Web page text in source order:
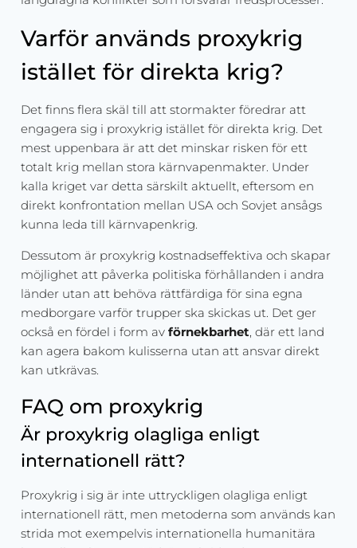
Varför används proxykrig
istället för direkta krig?
Det finns flera skäl till att stormakter föredrar att
engagera sig i proxykrig istället för direkta krig. Det
mest uppenbara är att det minskar risken för ett
totalt krig mellan stora kärnvapenmakter. Under
kalla kriget var detta särskilt aktuellt, eftersom en
direkt konfrontation mellan USA och Sovjet ansågs
kunna leda till kärnvapenkrig.
Dessutom är proxykrig kostnadseffektiva och skapar
möjlighet att påverka politiska förhållanden i andra
länder utan att behöva rättfärdiga för sina egna
medborgare varför trupper ska skickas ut. Det ger
också en fördel i form avförnekbarhet, där ett land
kan agera bakom kulisserna utan att ansvar direkt
kan utkrävas.
FAQ om proxykrig
Är proxykrig olagliga enligt
internationell rätt?
Proxykrig i sig är inte uttryckligen olagliga enligt
internationell rätt, men metoderna som används kan
strida mot exempelvis internationella humanitära